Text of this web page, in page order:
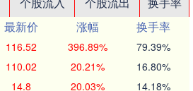
最新价 涨幅
换手率
116.52 396.89% 79.39%
110.02 20.21% 16.80%
14.8 20.03% 14.18%